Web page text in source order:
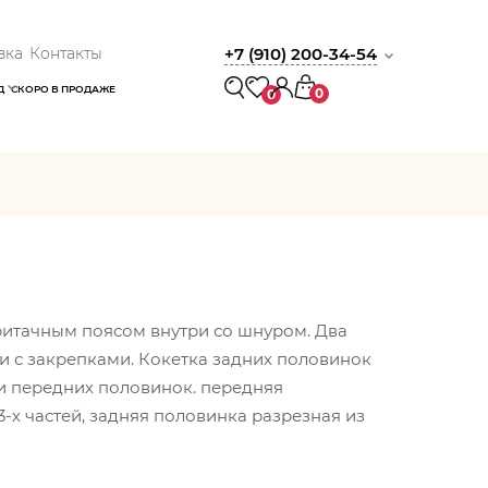
Контакты
СКОРО В ПРОДАЖЕ
+7 (910) 200-34-54
0 0
поясом внутри со шнуром. Два
с закрепками. Кокетка задних половинок
передних половинок. передняя
частей, задняя половинка разрезная из